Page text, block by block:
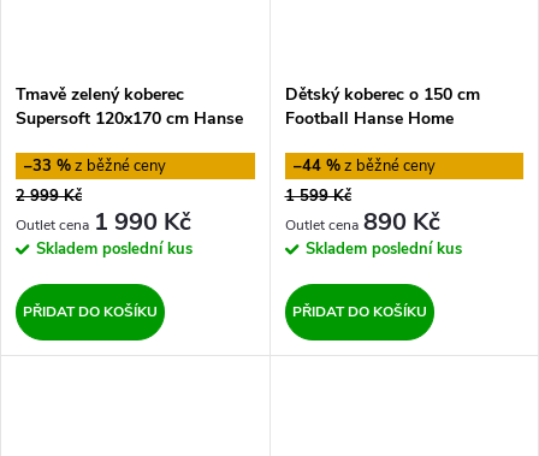
Tmavě zelený koberec
Supersoft 120x170 cm Hanse
–33 %
2 999 Kč
1 990 Kč
Skladem poslední kus
PŘIDAT DO KOŠÍKU
Dětský koberec o 150 cm
Football Hanse Home
–44 %
1 599 Kč
890 Kč
Skladem poslední kus
PŘIDAT DO KOŠÍKU